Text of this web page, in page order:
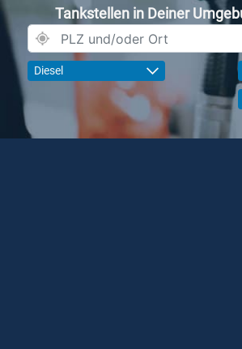
Tankstellen in Deiner
Diesel